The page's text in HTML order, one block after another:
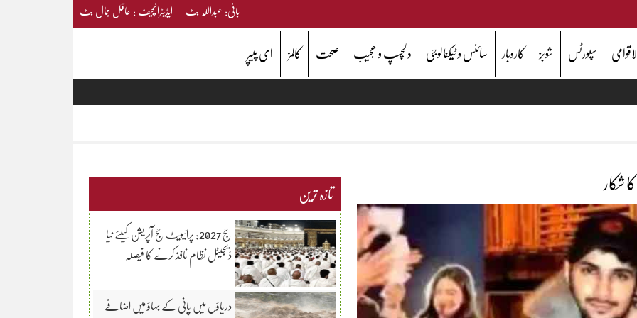
بانی: عبداللہ بٹ ایڈیٹرانچیف : عاقل جمال بٹ
سپورٹس شوبز کاروبار سائنس و ٹیکنالوجی دلچسپ و عجیب صحت کالمز ای پیپر
شکار تازہ ترین
حج 2027: پرائیویٹ حج آپریشن کیلئے نیا
ڈیجیٹل نظام نافذ کرنے کا فیصلہ
دریاؤں میں پانی کے بہاؤ میں اضافے